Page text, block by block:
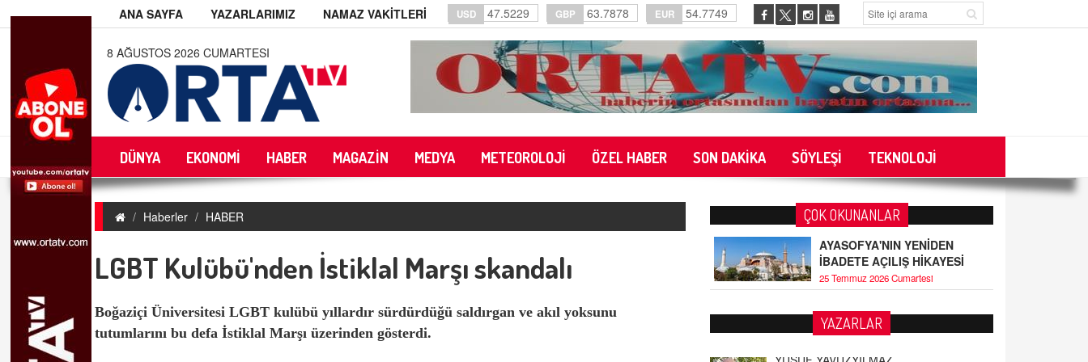
ANA SAYFA YAZARLARIMIZ NAMAZ VAKİTLERİ USD 47.5229 GBP 63.7878 EUR 54.7749
8 AĞUSTOS 2026 CUMARTESI
DÜNYA EKONOMİ HABER MAGAZİN MEDYA METEOROLOJİ ÖZEL HABER SON DAKİKA SÖYLEŞİ TEKNOLOJİ
Haberler HABER
LGBT Kulübü'nden İstiklal Marşı skandalı
Boğaziçi Üniversitesi LGBT kulübü yıllardır sürdürdüğü saldırgan ve akıl yoksunu
tutumlarını bu defa İstiklal Marşı üzerinden gösterdi.
ÇOK OKUNANLAR
AYASOFYA'NIN YENİDEN
İBADETE AÇILIŞ HİKAYESİ
25 Temmuz 2026 Cumartesi
YAZARLAR